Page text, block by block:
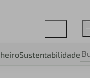
Sustentabilidade